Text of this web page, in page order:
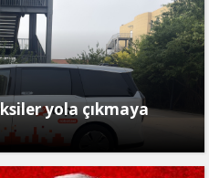
yola çıkmaya